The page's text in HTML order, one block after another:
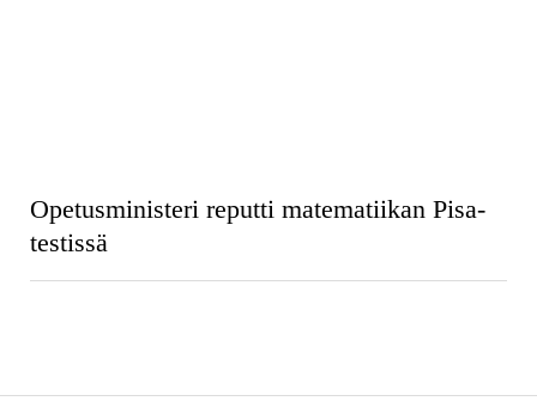
Opetusministeri reputti matematiikan Pisa-
testissä